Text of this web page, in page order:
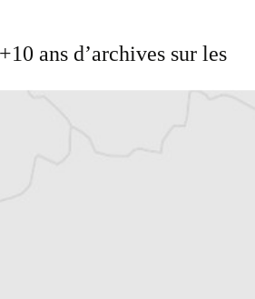
ans d’archives sur les